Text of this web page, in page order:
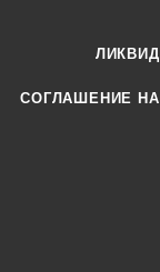
СОГЛАШЕНИЕ